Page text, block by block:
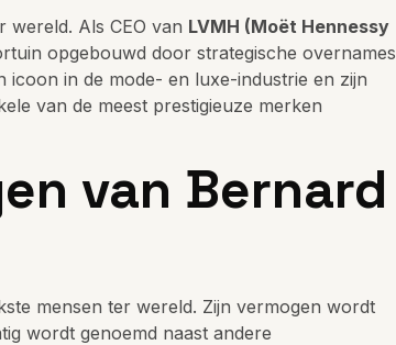
wereld. Als CEO van LVMH (Moët Hennessy
opgebouwd door strategische overnames
in de mode- en luxe-industrie en zijn
van de meest prestigieuze merken
van Bernard
mensen ter wereld. Zijn vermogen wordt
wordt genoemd naast andere